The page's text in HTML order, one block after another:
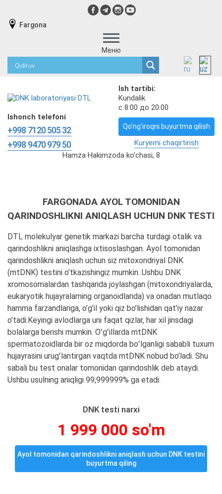
Fargona
Меню
Ish tartibi:
Kundalik
с 8:00 до 20:00
Ishonch telefoni
+998 7120 505 32
+998 9470 979 50
Qo'ng'iroqni buyurtma qilish
Kuryerni chaqirtirish
Hamza Hakimzoda ko'chasi, 8
FARGONADA AYOL TOMONIDAN
QARINDOSHLIKNI ANIQLASH UCHUN DNK TESTI
DTL molekulyar genetik markazi barcha turdagi otalik va
qarindoshlikni aniqlashga ixtisoslashgan. Ayol tomonidan
qarindoshlikni aniqlash uchun siz mitoxondriyal DNK
(mtDNK) testini o’tkazishingiz mumkin. Ushbu DNK
xromosomalardan tashqarida joylashgan (mitoxondriyalarda,
eukaryotik hujayralarning organoidlarida) va onadan mutlaqo
hamma farzandlariga, o’g’il yoki qiz bo’lishidan qat’iy nazar
o’tadi.Keyingi avlodlarga uni faqat qizlar, har xil jinsdagi
bolalarga berishi mumkin. Oʻgʻillarda mtDNK
spermatozoidlarda bir oz miqdorda boʻlganligi sababli tuxum
hujayrasini urugʻlantirgan vaqtda mtDNK nobud bo’ladi. Shu
sabali bu test onalar tomonidan qarindoshlik deb ataydi.
Ushbu usulning aniqligi 99,999999% ga etadi.
DNK testi narxi
1 999 000 so'm
Ayol tomonidan qarindoshlikni aniqlash uchun DNK testini
buyurtma qiling